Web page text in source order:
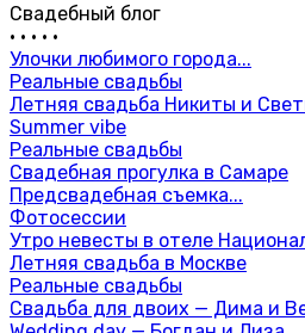
Свадебный блог
• • • • •
Улочки любимого города...
Реальные свадьбы
Летняя свадьба Никиты и
Summer vibe
Реальные свадьбы
Свадебная прогулка в Самаре
Предсвадебная съемка...
Фотосессии
Утро невесты в отеле
Летняя свадьба в Москве
Реальные свадьбы
Свадьба для двоих — Дима и